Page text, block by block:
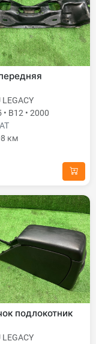
LEGACY
• B12 • 2000
км
подлокотник
LEGACY